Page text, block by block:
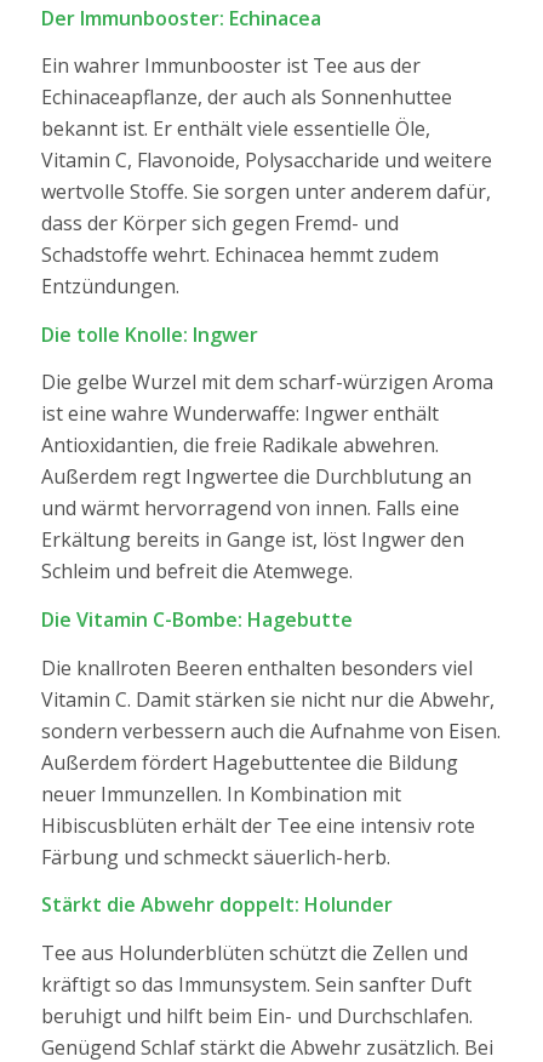
Der Immunbooster: Echinacea
Ein wahrer Immunbooster ist Tee aus der
Echinaceapflanze, der auch als Sonnenhuttee
bekannt ist. Er enthält viele essentielle Öle,
Vitamin C, Flavonoide, Polysaccharide und weitere
wertvolle Stoffe. Sie sorgen unter anderem dafür,
dass der Körper sich gegen Fremd- und
Schadstoffe wehrt. Echinacea hemmt zudem
Entzündungen.
Die tolle Knolle: Ingwer
Die gelbe Wurzel mit dem scharf-würzigen Aroma
ist eine wahre Wunderwaffe: Ingwerenthält
Antioxidantien, die freie Radikale abwehren.
Außerdem regt Ingwertee die Durchblutung an
und wärmt hervorragend von innen. Falls eine
Erkältung bereits in Gange ist, löst Ingwer den
Schleim und befreit die Atemwege.
Die Vitamin C-Bombe: Hagebutte
Die knallroten Beeren enthalten besonders viel
Vitamin C. Damit stärken sie nicht nur die Abwehr,
sondern verbessern auch die Aufnahme von Eisen.
Außerdem fördert Hagebuttentee die Bildung
neuer Immunzellen. In Kombination mit
Hibiscusblüten erhält der Tee eine intensiv rote
Färbung und schmeckt säuerlich-herb.
Stärkt die Abwehr doppelt: Holunder
Tee aus Holunderblüten schützt die Zellen und
kräftigt so das Immunsystem. Sein sanfter Duft
beruhigt und hilft beim Ein- und Durchschlafen.
Genügend Schlaf stärkt die Abwehr zusätzlich. Bei